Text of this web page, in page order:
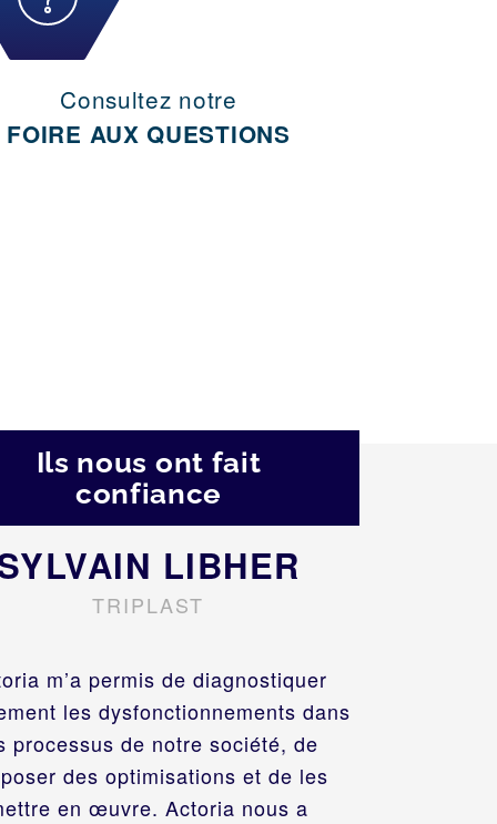
Consultez notre
FOIRE AUX QUESTIONS
Ils nous ont fait
confiance
m’a permis de diagnostiquer
les dysfonctionnements dans
processus de notre société, de
des optimisations et de les
en œuvre. Actoria nous a
LIBHER
TRIPLAST